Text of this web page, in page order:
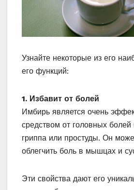
Узнайте некоторые из его
его функций:
1. Избавит от болей
Имбирь является очень
средством от головных
гриппа или простуды. Он
облегчить боль в мышцах и
Эти свойства дают его